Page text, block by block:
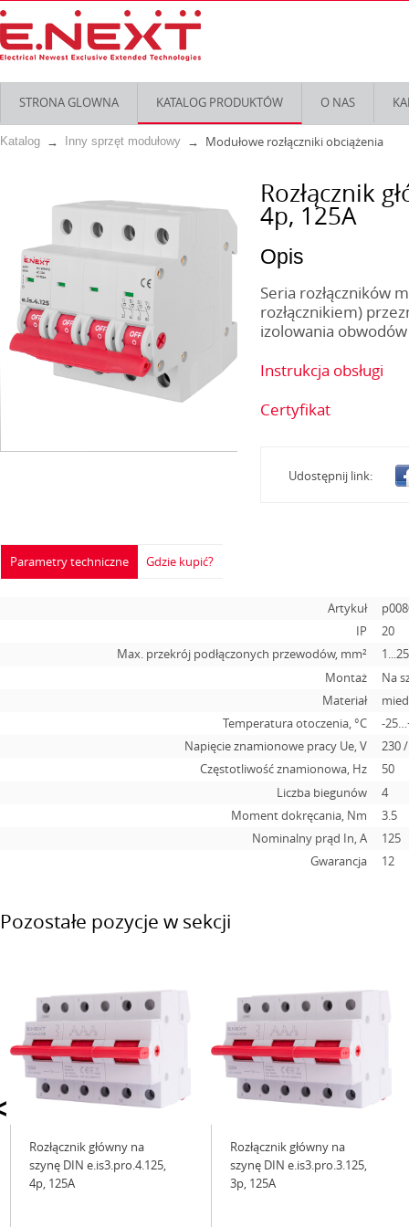
STRONA GLOWNA KATALOG PRODUKTÓW O NAS
Katalog Inny sprzęt modułowy Modułowe rozłączniki obciążenia
Rozłącznik
4р, 125А
Opis
Seria rozłączników
rozłącznikiem)
izolowania
Instrukcja obsługi
Certyfikat
Udostępnij link:
Parametry techniczne
Artykuł
IP
20
Max. przekrój podłączonych przewodów, mm²
1...25
Montaż
Na
Materiał
Temperatura otoczenia, °С
-
Napięcie znamionowe pracy Ue, V
230
Częstotliwość znamionowa, Hz
50
Liczba biegunów
4
Moment dokręcania, Nm
3.5
Nominalny prąd In, А
125
Gwarancja
12
Gdzie kupić?
Pozostałe pozycje w sekcji
Rozłącznik główny na
szynę DIN e.is3.pro.4.125,
4р, 125А
Rozłącznik główny na
szynę DIN e.is3.pro.3.125,
3р, 125А